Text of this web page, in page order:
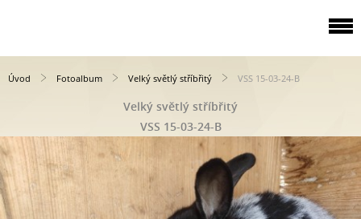
Úvod Fotoalbum Velký světlý stříbřitý VSS 15-03-24-B
Velký světlý stříbřitý
VSS 15-03-24-B